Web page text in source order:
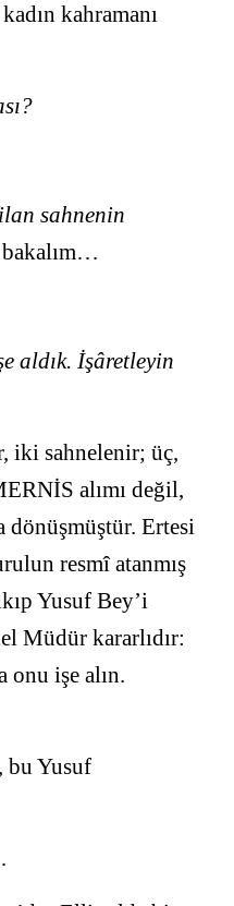
kahramanı
sahnenin
bakalım…
aldık. İşâretleyin
iki sahnelenir; üç,
alımı değil,
dönüşmüştür. Ertesi
resmî atanmış
Yusuf Bey’i
Müdür kararlıdır:
işe alın.
bu Yusuf